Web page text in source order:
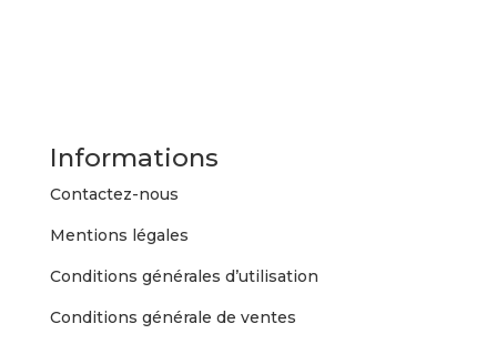
Informations
Contactez-nous
Mentions légales
Conditions générales d’utilisation
Conditions générale de ventes